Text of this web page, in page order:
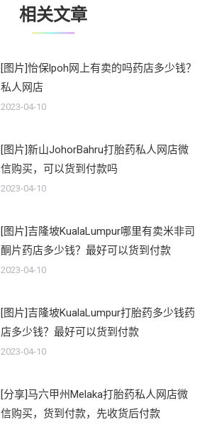
相关文章
[图片]怡保lpoh网上有卖的吗药店多少钱？
私人网店
2023-04-10
[图片]新山JohorBahru打胎药私人网店微
信购买，可以货到付款吗
2023-04-10
[图片]吉隆坡KualaLumpur哪里有卖米非司
酮片药店多少钱？最好可以货到付款
2023-04-10
[图片]吉隆坡KualaLumpur打胎药多少钱药
店多少钱？最好可以货到付款
2023-04-10
[分享]马六甲州Melaka打胎药私人网店微
信购买，货到付款，先收货后付款